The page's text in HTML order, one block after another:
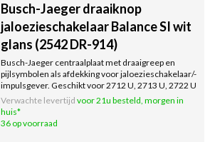
Busch-Jaeger draaiknop
jaloezieschakelaar Balance SI wit
glans (2542 DR-914)
Busch-Jaeger centraalplaat met draaigreep en
pijlsymbolen als afdekking voor jaloezieschakelaar/-
impulsgever. Geschikt voor 2712 U, 2713 U, 2722 U
en 2723 U. Exclusief binnenwerk en afdekraam.
Serie: Balance SI, kleur: wit glans.
Verwachte levertijd voor 21u besteld, morgen in
huis*
36 op voorraad